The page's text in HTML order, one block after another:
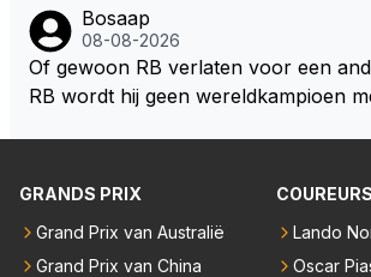
zijn als Alonso samen met Max
twings uur race samen in een team
eze 2 coureurs zouden een
Bosaap
08-08-2026
Of gewoon RB verlaten voor een
RB wordt hij geen wereldkampioen
GRANDS PRIX
Grand Prix van Australië
Grand Prix van China
COUREURS
Lando
Oscar